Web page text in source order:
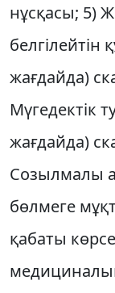
нұсқасы; 5)
жағдайда)
Мүгедектік
жағдайда)
Созылмалы
бөлмеге
қабаты